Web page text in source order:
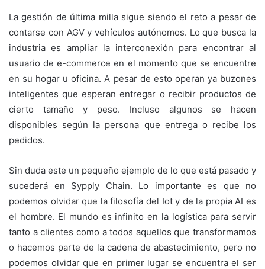
La gestión de última milla sigue siendo el reto a pesar de
contarse con AGV y vehículos autónomos. Lo que busca la
industria es ampliar la interconexión para encontrar al
usuario de e-commerce en el momento que se encuentre
en su hogar u oficina. A pesar de esto operan ya buzones
inteligentes que esperan entregar o recibir productos de
cierto tamaño y peso. Incluso algunos se hacen
disponibles según la persona que entrega o recibe los
pedidos.
Sin duda este un pequeño ejemplo de lo que está pasado y
sucederá en Sypply Chain. Lo importante es que no
podemos olvidar que la filosofía del Iot y de la propia AI es
el hombre. El mundo es infinito en la logística para servir
tanto a clientes como a todos aquellos que transformamos
o hacemos parte de la cadena de abastecimiento, pero no
podemos olvidar que en primer lugar se encuentra el ser